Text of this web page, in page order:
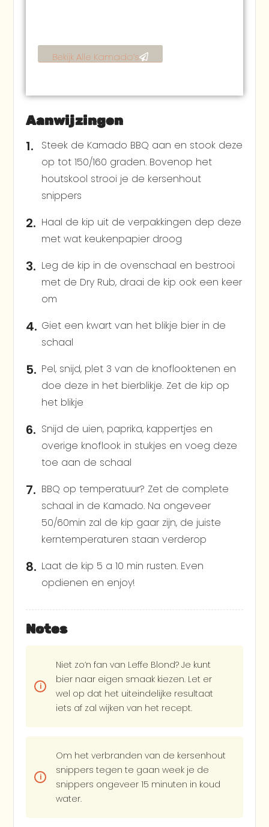
Bekijk Alle Kamado’s
Aanwijzingen
Steek de Kamado BBQ aan en stook deze
op tot 150/160 graden. Bovenop het
houtskool strooi je de kersenhout
snippers
Haal de kip uit de verpakkingen dep deze
met wat keukenpapier droog
Leg de kip in de ovenschaal en bestrooi
met de Dry Rub, draai de kip ook een keer
om
Giet een kwart van het blikje bier in de
schaal
Pel, snijd, plet 3 van de knoflooktenen en
doe deze in het bierblikje. Zet de kip op
het blikje
Snijd de uien, paprika, kappertjes en
overige knoflook in stukjes en voeg deze
toe aan de schaal
BBQ op temperatuur? Zet de complete
schaal in de Kamado. Na ongeveer
50/60min zal de kip gaar zijn, de juiste
kerntemperaturen staan verderop
Laat de kip 5 a 10 min rusten. Even
opdienen en enjoy!
Notes
Niet zo’n fan van Leffe Blond? Je kunt
bier naar eigen smaak kiezen. Let er
wel op dat het uiteindelijke resultaat
iets af zal wijken van het recept.
Om het verbranden van de kersenhout
snippers tegen te gaan week je de
snippers ongeveer 15 minuten in koud
water.